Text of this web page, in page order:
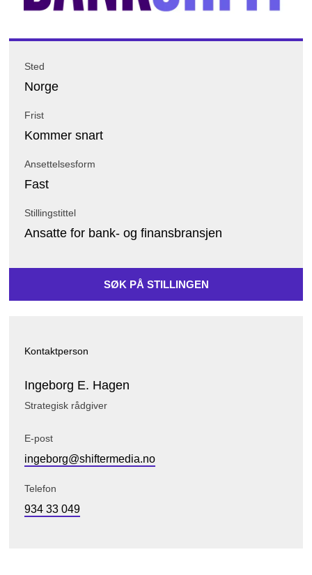
Sted
Norge
Frist
Kommer snart
Ansettelsesform
Fast
Stillingstittel
Ansatte for bank- og finansbransjen
Kontaktperson
Ingeborg E. Hagen
Strategisk rådgiver
E-post
ingeborg@shiftermedia.no
Telefon
934 33 049